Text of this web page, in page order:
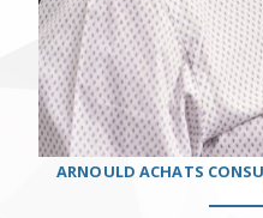
ARNOULD ACHATS